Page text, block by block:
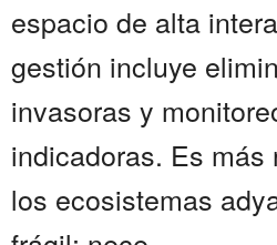
espacio de alta
gestión incluye
invasoras y
indicadoras. Es más
los ecosistemas